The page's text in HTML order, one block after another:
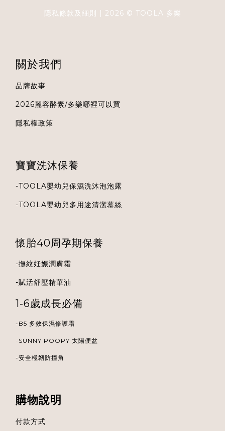
隱私條款及細則 | 2026 © TOOLA 多樂
關於我們
品牌故事
2026麗容酵素/多樂哪裡可以買
隱私權政策
寶寶洗沐保養
-TOOLA嬰幼兒保濕洗沐泡泡露
-TOOLA嬰幼兒多用途清潔慕絲
懷胎40周孕期保養
-撫紋妊娠潤膚霜
-賦活舒壓精華油
1-6歲成長必備
-B5 多效保濕修護霜
- SUNNY POOPY 太陽便盆
-安全極韌防撞角
購物說明
付款方式